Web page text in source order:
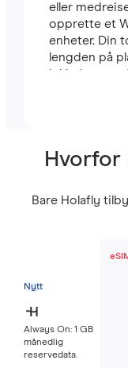
eller
opprette et
enheter. Din
lengden på
inkluderer en
Bare Holafly
Nytt
Always On: 1 GB
månedlig
reservedata.